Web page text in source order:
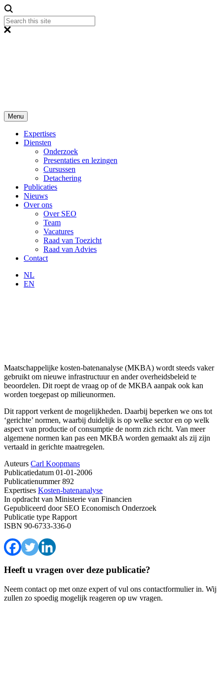
Menu
Expertises
Diensten
Onderzoek
Presentaties en lezingen
Cursussen
Detachering
Publicaties
Nieuws
Over ons
Over SEO
Team
Vacatures
Raad van Toezicht
Raad van Advies
Contact
NL
EN
Maatschappelijke kosten-batenanalyse (MKBA) wordt steeds vaker
gebruikt om nieuwe infrastructuur en ander overheidsbeleid te
beoordelen. Dit roept de vraag op of de MKBA aanpak ook kan
worden toegepast op milieunormen.
Dit rapport verkent de mogelijkheden. Daarbij beperken we ons tot
‘gerichte’ normen, waarbij duidelijk is op welke sector en op welk
aspect van productie of consumptie de norm zich richt. Van meer
algemene normen kan pas een MKBA worden gemaakt als zij zijn
vertaald in gerichte maatregelen.
Auteurs Carl Koopmans
Publicatiedatum 01-01-2006
Publicatienummer892
Expertises Kosten-batenanalyse
In opdracht van Ministerie van Financien
Gepubliceerd doorSEO Economisch Onderzoek
Publicatie type Rapport
ISBN 90-6733-336-0
Heeft u vragen over deze publicatie?
Neem contact op met onze expert of vul ons contactformulier in. Wij
zullen zo spoedig mogelijk reageren op uw vragen.